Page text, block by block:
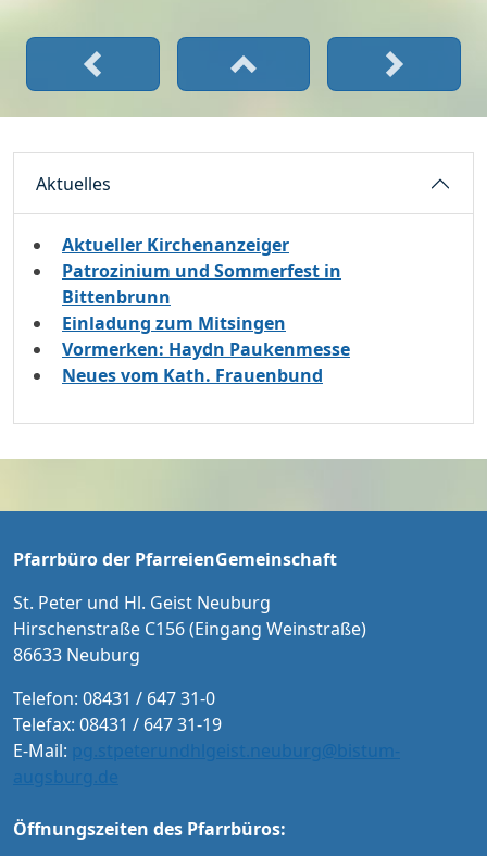
Aktuelles
Aktueller Kirchenanzeiger
Patrozinium und Sommerfest in
Bittenbrunn
Einladung zum Mitsingen
Vormerken: Haydn Paukenmesse
Neues vom Kath. Frauenbund
Pfarrbüro der PfarreienGemeinschaft
St. Peter und Hl. Geist Neuburg
Hirschenstraße C156 (Eingang Weinstraße)
86633 Neuburg
Telefon: 08431 / 647 31-0
Telefax: 08431 / 647 31-19
E-Mail: pg.stpeterundhlgeist.neuburg@bistum-
augsburg.de
Öffnungszeiten des Pfarrbüros: